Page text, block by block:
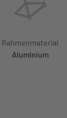
Rahmenmaterial
Aluminium